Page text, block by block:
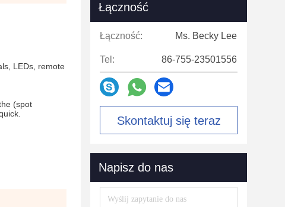
LEDs, remote
(spot
Łączność
Łączność: Ms. Becky Lee
Tel: 86-755-23501556
Skontaktuj się teraz
Napisz do nas